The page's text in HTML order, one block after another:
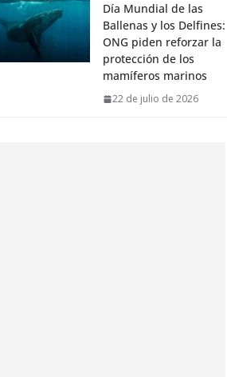
Día Mundial de las
Ballenas y los Delfines:
ONG piden reforzar la
protección de los
mamíferos marinos
22 de julio de 2026